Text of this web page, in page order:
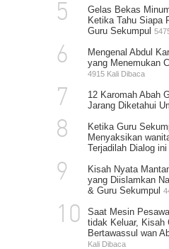
5
Gelas Bekas
Ketika Tahu Siapa
Guru Sekumpul
6
Mengenal Abdul
yang Menemukan
4915 Kali Dibaca
7
12 Karomah Abah
Jarang Diketahui
8
Ketika Guru
Menyaksikan
Terjadilah Dialog ini
9
Kisah Nyata
yang Diislamkan
& Guru Sekumpul
10
Saat Mesin
tidak Keluar, Kisah
Bertawassul wan
Kali Dibaca